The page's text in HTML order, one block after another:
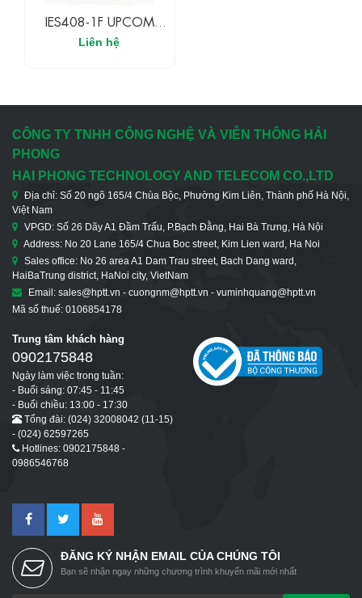
IES408-1F UPCOM
Switch Ethernet Công
Nghiệp Không Quản Lý
Liên hệ
CÔNG TY TNHH CÔNG NGHỆ VÀ VIỄN THÔNG HẢI
PHONG
HAI PHONG TECHNOLOGY AND TELECOM CO.,LTD
Địa chỉ: Số 20 ngõ 165/4 Chùa Bộc, Phường Kim Liên, Thành phố Hà Nội,
Việt Nam
VPGD: Số 26 Dãy A1 Đầm Trấu, P.Bạch Đằng, Hai Bà Trưng, Hà Nội
Address: No 20 Lane 165/4 Chua Boc street, Kim Lien ward, Ha Noi
Sales office: No 26 area A1 Dam Trau street, Bach Dang ward,
HaiBaTrung district, HaNoi city, VietNam
Email: sales@hptt.vn - cuongnm@hptt.vn - vuminhquang@hptt.vn
Mã số thuế: 0106854178
Trung tâm khách hàng
0902175848
Ngày làm việc trong tuần:
- Buổi sáng: 07:45 - 11:45
- Buổi chiều: 13:00 - 17:30
Tổng đài: (024) 32008042 (11-15)
- (024) 62597265
Hotlines: 0902175848 -
0986546768
ĐĂNG KÝ NHẬN EMAIL CỦA CHÚNG TÔI
Bạn sẽ nhận ngay những chương trình khuyến mãi mới nhất